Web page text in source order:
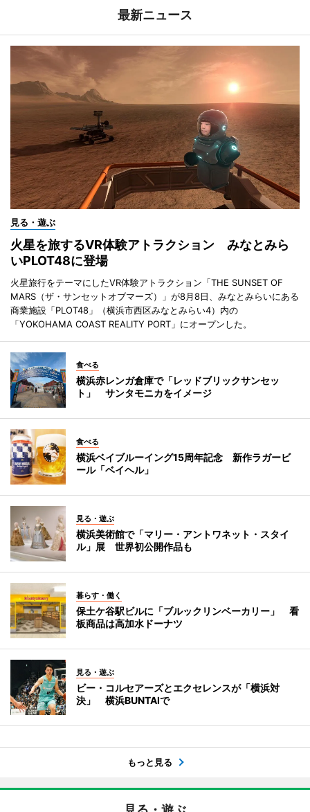
最新ニュース
見る・遊ぶ
火星を旅するVR体験アトラクション みなとみら
いPLOT48に登場
火星旅行をテーマにしたVR体験アトラクション「THE SUNSET OF
MARS（ザ・サンセットオブマーズ）」が8月8日、みなとみらいにある
商業施設「PLOT48」（横浜市西区みなとみらい4）内の
「YOKOHAMA COAST REALITY PORT」にオープンした。
食べる
横浜赤レンガ倉庫で「レッドブリックサンセッ
ト」 サンタモニカをイメージ
食べる
横浜ベイブルーイング15周年記念 新作ラガービ
ール「ベイヘル」
見る・遊ぶ
横浜美術館で「マリー・アントワネット・スタイ
ル」展 世界初公開作品も
暮らす・働く
保土ケ谷駅ビルに「ブルックリンベーカリー」 看
板商品は高加水ドーナツ
見る・遊ぶ
ビー・コルセアーズとエクセレンスが「横浜対
決」 横浜BUNTAIで
もっと見る